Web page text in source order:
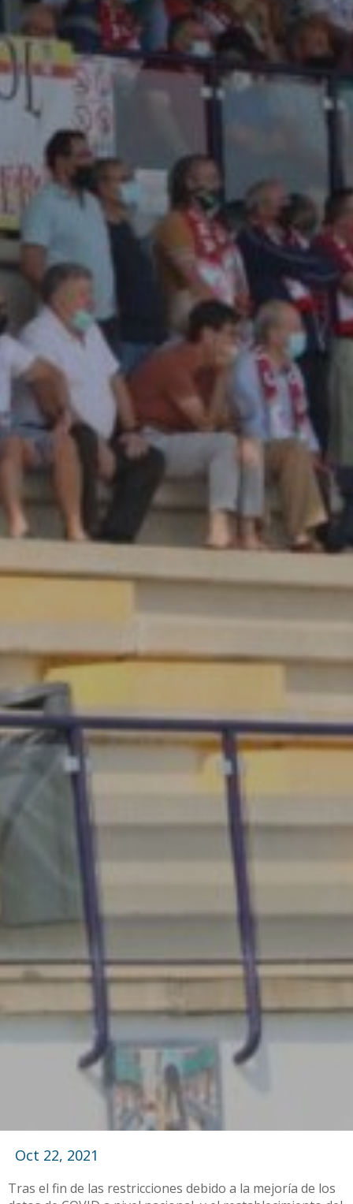
Oct 22, 2021
Tras el fin de las restricciones debido a la mejoría de los